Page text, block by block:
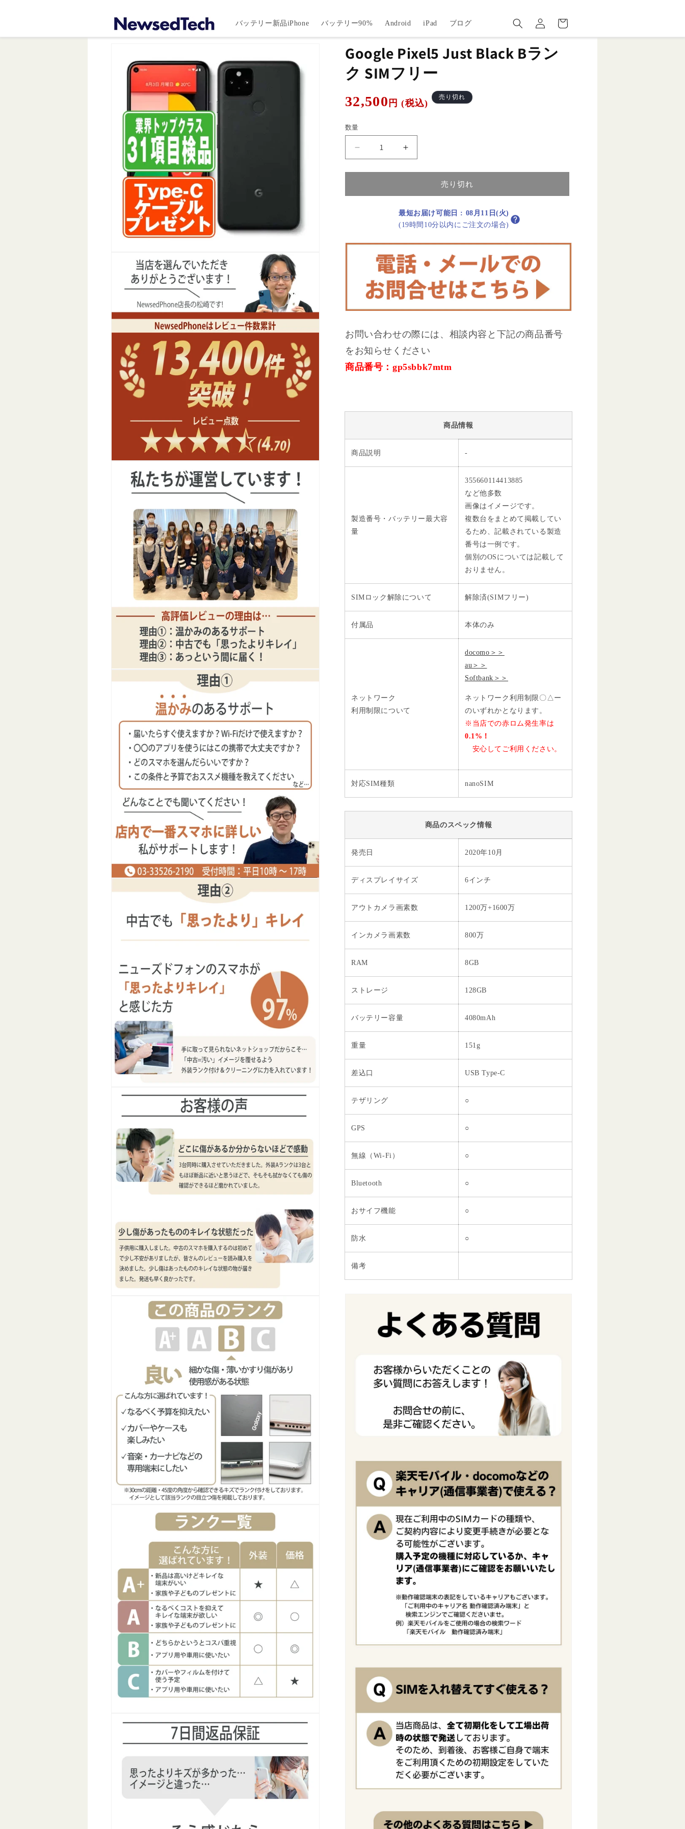
バッテリー新品iPhone バッテリー90% Android iPad ブログ
グ
イ
ー
ト
キップ
Google Pixel5 Just Black Bラン
ク SIMフリー
通
価
格
32,500 円 (税込)
売り切れ
数量
Google
Pixel5
Just
B
SIM
を
減
ら
す
Google
Pixel5
Just
B
ン
SIM
フ
リ
ー
の
数
増
や
す
売り切れ
最短お届け可能日 : 08月11日(火)
(19時間10分以内にご注文の場合)
お問い合わせの際には、相談内容と下記の商品番号
をお知らせください
商品番号：gp5sbbk7mtm
商品情報
商品説明 -
製造番号・バッテリー最大容
量
355660114413885
など他多数
画像はイメージです。
複数台をまとめて掲載してい
るため、記載されている製造
番号は一例です。
個別のOSについては記載して
おりません。
SIMロック解除について 解除済(SIMフリー)
付属品 本体のみ
ネットワーク
利用制限について
docomo＞＞
au＞＞
Softbank＞＞
ネットワーク利用制限〇△ー
のいずれかとなります。
※当店での赤ロム発生率は
0.1%！
安心してご利用ください。
対応SIM種類 nanoSIM
商品のスペック情報
発売日 2020年10月
ディスプレイサイズ 6インチ
アウトカメラ画素数 1200万+1600万
インカメラ画素数 800万
RAM 8GB
ストレージ 128GB
バッテリー容量 4080mAh
重量 151g
差込口 USB Type-C
テザリング ○
GPS ○
無線（Wi-Fi） ○
Bluetooth ○
おサイフ機能 ○
防水 ○
備考